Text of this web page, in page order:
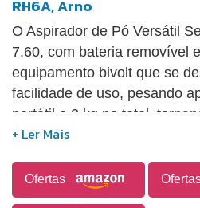
RH6A, Arno
O Aspirador de Pó Versátil
7.60, com bateria removível
equipamento bivolt que se
facilidade de uso, pesando
portátil e 2 kg no total,
limpeza diárias mais práticas
capaz de remover partículas
resistentes, beneficiado pela
Ofertas